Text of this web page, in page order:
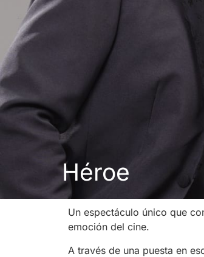
Héroe
Un espectáculo único que
emoción del cine.
A través de una puesta en